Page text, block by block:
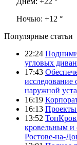
Ночью: +12 °
Популярные статьи
22:24
угловых
17:43
исследование
наружной
16:19
16:13 Проекты
13:52
кровельным и
Ростове-на-